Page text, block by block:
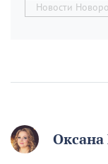
Новости